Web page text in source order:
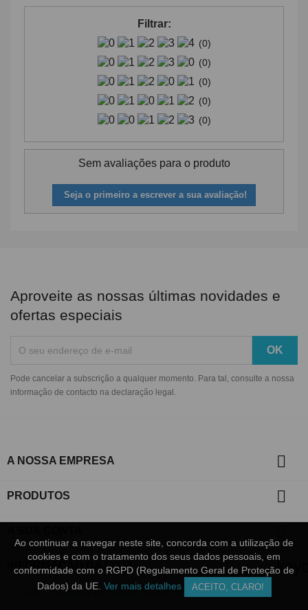
Ao continuar a navegar neste site, concorda com a utilização de
cookies e com o tratamento dos seus dados pessoais, em
conformidade com o RGPD (Regulamento Geral de Proteção de
Dados) da UE. Ver mais detalhes ACEITO, CLARO!
Filtrar:
(0)
(0)
(0)
(0)
(0)
Sem avaliações para o produto
Seja o primeiro a escrever a sua avaliação!
Aproveite as nossas últimas novidades e
ofertas especiais
Pode cancelar a subscrição a qualquer momento. Para tal, consulte a nossa
informação de contacto na declaração legal.
A NOSSA EMPRESA 
PRODUTOS 
INFORMAÇÃO DA LOJA
Ao continuar a navegar neste site, concorda com a utilização de
cookies e com o tratamento dos seus dados pessoais, em
conformidade com o RGPD (Regulamento Geral de Proteção de
Dados) da UE. Ver mais detalhes ACEITO, CLARO!
© 2026 - Software de comércio eletrónico por PrestaShop™